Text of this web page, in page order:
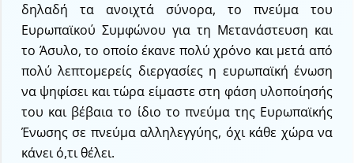
δηλαδή τα ανοιχτά σύνορα, το πνεύμα του
Ευρωπαϊκού Συμφώνου για τη Μετανάστευση και
το Άσυλο, το οποίο έκανε πολύ χρόνο και μετά από
πολύ λεπτομερείς διεργασίες η ευρωπαϊκή ένωση
να ψηφίσει και τώρα είμαστε στη φάση υλοποίησής
του και βέβαια το ίδιο το πνεύμα της Ευρωπαϊκής
Ένωσης σε πνεύμα αλληλεγγύης, όχι κάθε χώρα να
κάνει ό,τι θέλει.